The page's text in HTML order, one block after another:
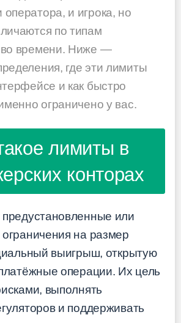
и игрока, но
по типам
времени. Ниже —
где эти лимиты
и как быстро
ограничено у вас.
лимиты в
конторах
или
на размер
выигрыш, открытую
операции. Их цель
выполнять
и поддерживать